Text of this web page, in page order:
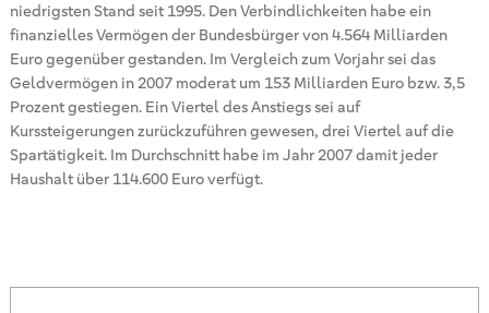
niedrigsten Stand seit 1995. Den Verbindlichkeiten habe ein
finanzielles Vermögen der Bundesbürger von 4.564 Milliarden
Euro gegenüber gestanden. Im Vergleich zum Vorjahr sei das
Geldvermögen in 2007 moderat um 153 Milliarden Euro bzw. 3,5
Prozent gestiegen. Ein Viertel des Anstiegs sei auf
Kurssteigerungen zurückzuführen gewesen, drei Viertel auf die
Spartätigkeit. Im Durchschnitt habe im Jahr 2007 damit jeder
Haushalt über 114.600 Euro verfügt.